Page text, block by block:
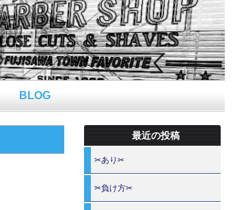
BLOG
最近の投稿
✂あり✂
✂負け方✂